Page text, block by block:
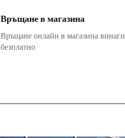
Връщане в магазина
Връщане онлайн в магазина винаги
безплатно